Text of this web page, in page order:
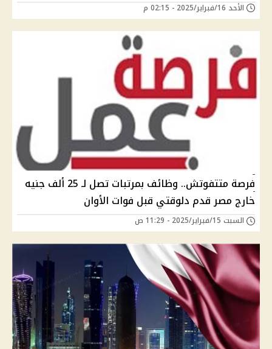
الأحد 16/فبراير/2025 - 02:15 م
فرصة متتفوتش.. وظائف بمرتبات تصل لـ 25 ألف جنيه
خارج مصر قدم دلوقتي قبل فوات الأوان
السبت 15/فبراير/2025 - 11:29 ص